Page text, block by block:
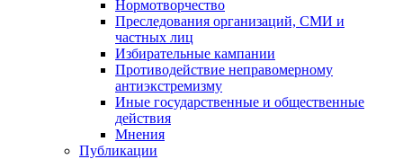
Нормотворчество
Преследования организаций, СМИ и
частных лиц
Избирательные кампании
Противодействие неправомерному
антиэкстремизму
Иные государственные и общественные
действия
Мнения
Публикации